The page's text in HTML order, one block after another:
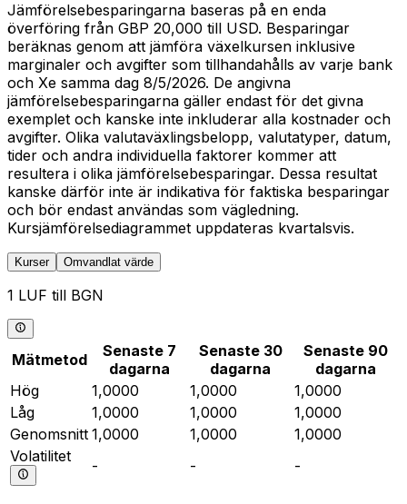
Jämförelsebesparingarna baseras på en enda
överföring från GBP 20,000 till USD. Besparingar
beräknas genom att jämföra växelkursen inklusive
marginaler och avgifter som tillhandahålls av varje bank
och Xe samma dag 8/5/2026. De angivna
jämförelsebesparingarna gäller endast för det givna
exemplet och kanske inte inkluderar alla kostnader och
avgifter. Olika valutaväxlingsbelopp, valutatyper, datum,
tider och andra individuella faktorer kommer att
resultera i olika jämförelsebesparingar. Dessa resultat
kanske därför inte är indikativa för faktiska besparingar
och bör endast användas som vägledning.
Kursjämförelsediagrammet uppdateras kvartalsvis.
Kurser Omvandlat värde
1 LUF till BGN
Mätmetod
Senaste 7
dagarna
Senaste 30
dagarna
Senaste 90
dagarna
Hög
1,0000 1,0000
1,0000
Låg
1,0000 1,0000
1,0000
Genomsnitt 1,0000 1,0000
1,0000
Volatilitet
- - -